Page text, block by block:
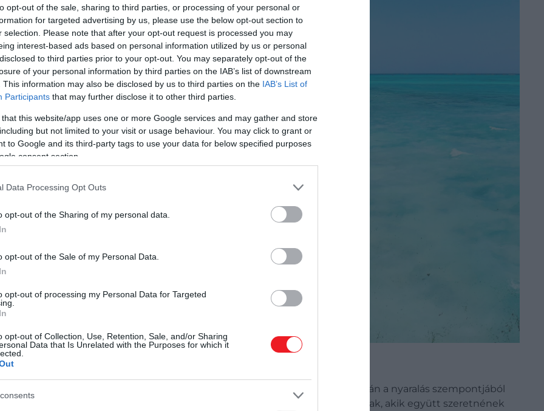
opt-out of the sale, sharing to third parties, or processing of your personal or
for targeted advertising by us, please use the below opt-out section to
selection. Please note that after your opt-out request is processed you may
interest-based ads based on personal information utilized by us or personal
to third parties prior to your opt-out. You may separately opt-out of the
of your personal information by third parties on the IAB’s list of downstream
This information may also be disclosed by us to third parties on the IAB’s List of
Participants that may further disclose it to other third parties.
that this website/app uses one or more Google services and may gather and store
but not limited to your visit or usage behaviour. You may click to grant or
to Google and its third-party tags to use your data for below specified purposes
consent section.
Data Processing Opt Outs
opt-out of the Sharing of my personal data.
opt-out of the Sale of my Personal Data.
opt-out of processing my Personal Data for Targeted
opt-out of Collection, Use, Retention, Sale, and/or Sharing
Data that Is Unrelated with the Purposes for which it
két villa található. A négy hálószobás Asili House gyönyörű. De talán a nyaralás szempontjából
is ki lehet bérelni. Tökéletes választás családoknak vagy barátoknak, akik együtt szeretnének